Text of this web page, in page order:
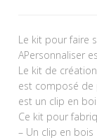
Le kit pour faire
APersonnaliser
Le kit de
est composé de
est un clip en
Ce kit pour
– Un clip en bois